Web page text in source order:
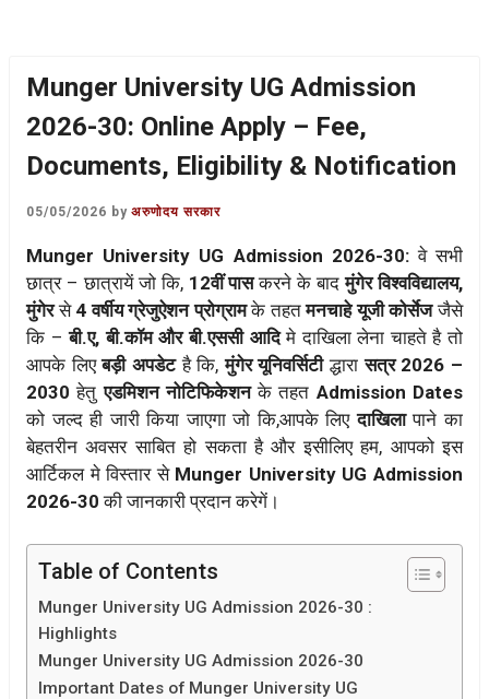
Munger University UG Admission
2026-30: Online Apply – Fee,
Documents, Eligibility & Notification
05/05/2026 byअरुणोदय सरकार
Munger University UG Admission 2026-30:वे सभी
छात्र – छात्रायें जो कि, 12वीं पासकरने के बादमुंगेर विश्वविद्यालय,
मुंगेरसे 4 वर्षीय ग्रेजुऐशन प्रोग्रामके तहतमनचाहे यूजी कोर्सेजजैसे
कि –बी.ए, बी.कॉम और बी.एससी आदिमे दाखिला लेना चाहते है तो
आपके लिएबड़ी अपडेटहै कि,मुंगेर यूनिवर्सिटीद्धारासत्र 2026 –
2030हेतुएडमिशन नोटिफिकेशनके तहत Admission Dates
को जल्द ही जारी किया जाएगा जो कि,आपके लिएदाखिलापाने का
बेहतरीन अवसर साबित हो सकता है और इसीलिए हम, आपको इस
आर्टिकल मे विस्तार से Munger University UG Admission
2026-30 की जानकारी प्रदान करेगें।
Table of Contents
Munger University UG Admission 2026-30 :
Highlights
Munger University UG Admission 2026-30
Important Dates of Munger University UG